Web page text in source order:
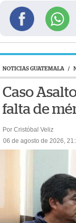
NOTICIAS GUATEMALA /
Caso
falta de
Por Cristóbal Veliz
06 de agosto de 2026,